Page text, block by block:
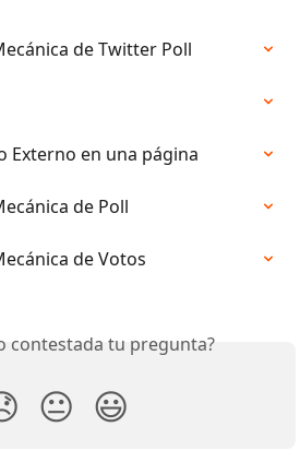
de Twitter Poll
Externo en una página
de Poll
de Votos
contestada tu pregunta?
😐 😃